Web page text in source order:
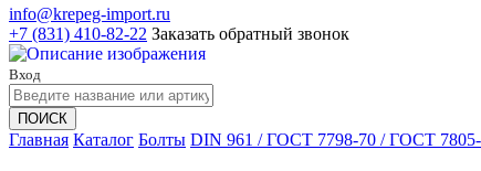
info@krepeg-import.ru
+7 (831) 410-82-22 Заказать обратный звонок
Вход
ПОИСК
Главная Каталог Болты DIN 961 / ГОСТ 7798-70 / ГОСТ